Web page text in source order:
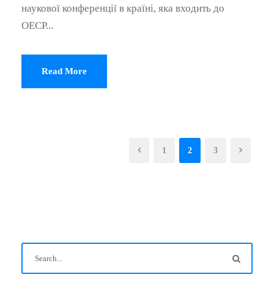
наукової конференції в країні, яка входить до
ОЕСР...
Read More
1 2 3